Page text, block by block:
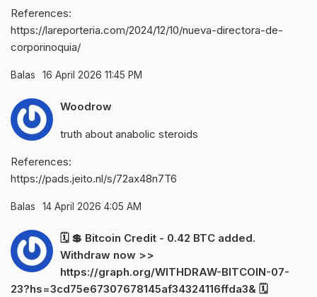
References:
https://lareporteria.com/2024/12/10/nueva-directora-de-
corporinoquia/
Balas 16 April 2026 11:45 PM
Woodrow
truth about anabolic steroids
References:
https://pads.jeito.nl/s/72ax48n7T6
Balas 14 April 2026 4:05 AM
🗓 💲 Bitcoin Credit - 0.42 BTC added.
Withdraw now >>
https://graph.org/WITHDRAW-BITCOIN-07-
23?hs=3cd75e67307678145af34324116ffda3& 🗓